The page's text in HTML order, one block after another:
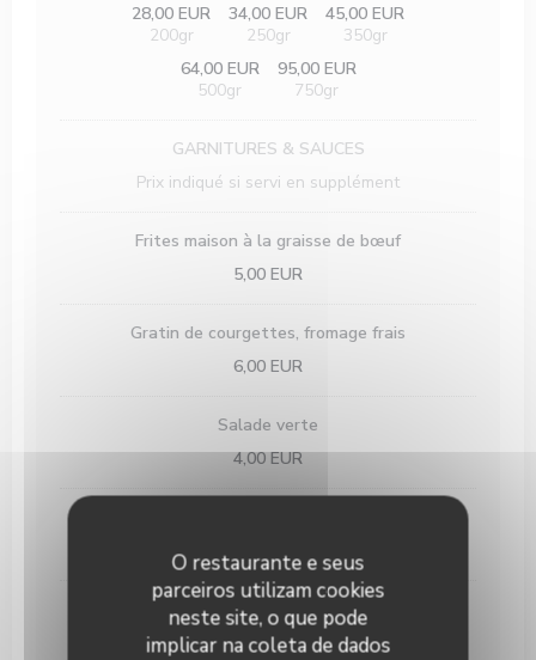
O restaurante e seus
parceiros utilizam cookies
neste site, o que pode
implicar na coleta de dados
28,00 EUR
200gr
34,00 EUR
250gr
45,00 EUR
350gr
64,00 EUR
500gr
95,00 EUR
750gr
GARNITURES & SAUCES
Prix indiqué si servi en supplément
Frites maison à la graisse de bœuf
5,00 EUR
Gratin de courgettes, fromage frais
6,00 EUR
Salade verte
4,00 EUR
6,00 EUR
Sauces maison
Chimichurri / Salsa verde / Mayonnaise / Mayonnaise